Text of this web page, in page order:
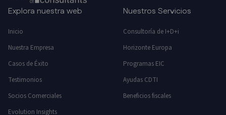
Explora nuestra web
Inicio
Nuestra Empresa
Casos de Éxito
Testimonios
Socios Comerciales
Evolution Insights
Nuestros Servicios
Consultoría de I+D+i
Horizonte Europa
Programas EIC
Ayudas CDTI
Beneficios fiscales